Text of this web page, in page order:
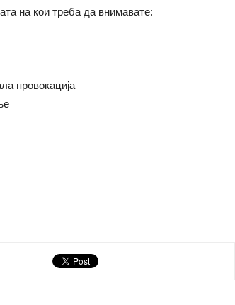
на кои треба да внимавате:
провокација